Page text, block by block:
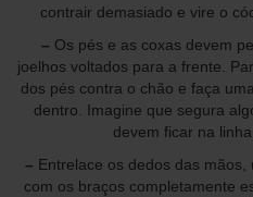
contrair demasiado e vire o
– Os pés e as coxas devem
joelhos voltados para a frente.
dos pés contra o chão e faça
dentro. Imagine que segura
devem ficar na
– Entrelace os dedos das mãos,
com os braços completamente